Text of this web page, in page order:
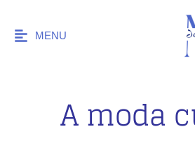
MENU
A moda